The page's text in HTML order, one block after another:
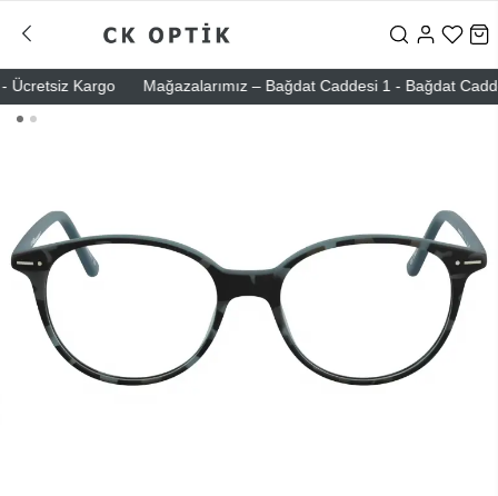
Kargo Mağazalarımız – Bağdat Caddesi 1 - Bağdat